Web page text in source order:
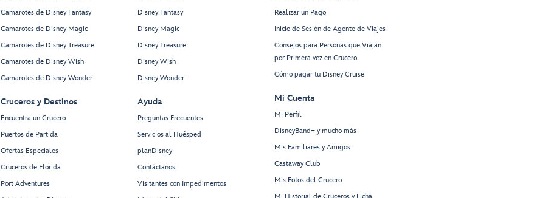
Camarotes de Disney Fantasy
Camarotes de Disney Magic
Camarotes de Disney Treasure
Camarotes de Disney Wish
Camarotes de Disney Wonder
Cruceros y Destinos
Encuentra un Crucero
Puertos de Partida
Ofertas Especiales
Cruceros de Florida
Port Adventures
Disney Fantasy
Disney Magic
Disney Treasure
Disney Wish
Disney Wonder
Ayuda
Preguntas Frecuentes
Servicios al Huésped
planDisney
Contáctanos
Visitantes con Impedimentos
Realizar un Pago
Inicio de Sesión de Agente de Viajes
Consejos para Personas que Viajan
por Primera vez en Crucero
Cómo pagar tu Disney Cruise
Mi Cuenta
Mi Perfil
DisneyBand+ y mucho más
Mis Familiares y Amigos
Castaway Club
Mis Fotos del Crucero